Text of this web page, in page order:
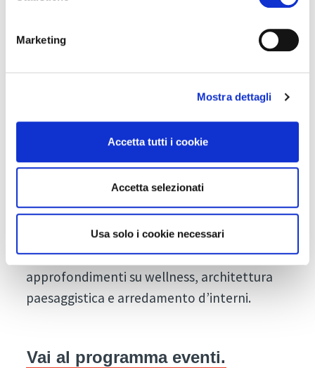
Marketing
Mostra dettagli
Accetta tutti i cookie
Accetta selezionati
Usa solo i cookie necessari
per farti capire che il cambiamento inizia a
L'architettura sostenibile
nel sistema turismo
Mercoledì 20/10/2021
La strada verso il ClimaHotel e oltre.
Sostenibilità dall'esterno all'interno,
approfondimenti su wellness, architettura
paesaggistica e arredamento d’interni.
Vai al programma eventi.